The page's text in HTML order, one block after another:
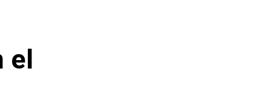
el